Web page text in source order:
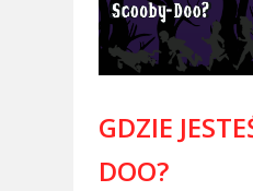
GDZIE
DOO?